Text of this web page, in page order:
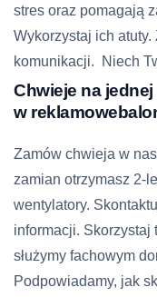
stres oraz pomagają
Wykorzystaj ich
komunikacji. Niech
Chwieje na
w
Zamów chwieja w
zamian otrzymasz 2-
wentylatory.
informacji. Skorzystaj
służymy fachowym
Podpowiadamy, jak